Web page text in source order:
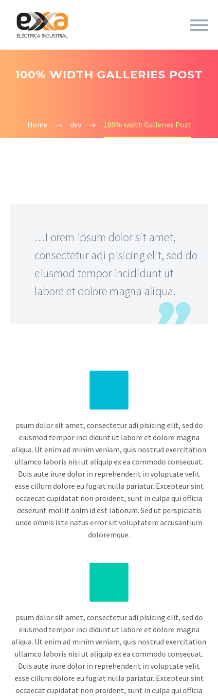
100% WIDTH GALLERIES POST
Home dev 100% width Galleries Post
…Lorem ipsum dolor sit amet,
consectetur adi pisicing elit, sed do
eiusmod tempor incididunt ut
labore et dolore magna aliqua.
psum dolor sit amet, consectetur adi pisicing elit, sed do
eiusmod tempor inci didunt ut labore et dolore magna
aliqua. Ut enim ad minim veniam, quis nostrud exercitation
ullamco laboris nisi ut aliquip ex ea commodo consequat.
Duis aute irure dolor in reprehenderit in voluptate velit
esse cillum dolore eu fugiat nulla pariatur. Excepteur sint
occaecat cupidatat non proident, sunt in culpa qui officia
deserunt mollit anim id est laborum. Sed ut perspiciatis
unde omnis iste natus error sit voluptatem accusantium
doloremque.
psum dolor sit amet, consectetur adi pisicing elit, sed do
eiusmod tempor inci didunt ut labore et dolore magna
aliqua. Ut enim ad minim veniam, quis nostrud exercitation
ullamco laboris nisi ut aliquip ex ea commodo consequat.
Duis aute irure dolor in reprehenderit in voluptate velit
esse cillum dolore eu fugiat nulla pariatur. Excepteur sint
occaecat cupidatat non proident, sunt in culpa qui officia